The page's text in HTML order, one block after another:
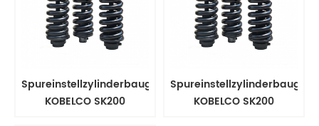
Spureinstellzylinderbaugruppe
KOBELCO SK200
KOBELCO SK200